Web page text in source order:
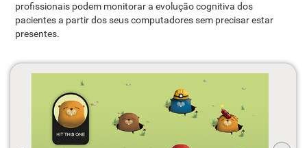
profissionais podem monitorar a evolução cognitiva dos
pacientes a partir dos seus computadores sem precisar estar
presentes.